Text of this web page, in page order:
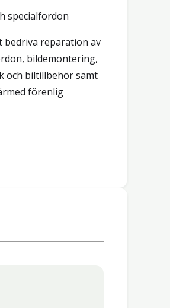
specialfordon
bedriva reparation av
bildemontering,
och biltillbehör samt
förenlig